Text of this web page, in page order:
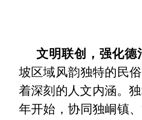
文明联创，强化德
坡区域风韵独特的民
着深刻的人文内涵。
年开始，协同独峒镇